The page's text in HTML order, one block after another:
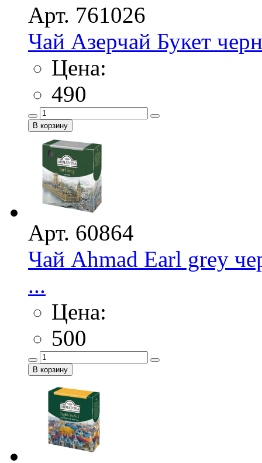
Арт. 761026
Чай Азерчай Букет
Цена:
490
Арт. 60864
Чай Ahmad Earl grey
...
Цена:
500